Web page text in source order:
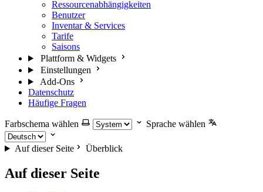
Ressourcenabhängigkeiten
Benutzer
Inventar & Services
Tarife
Saisons
Plattform & Widgets
Einstellungen
Add-Ons
Datenschutz
Häufige Fragen
Farbschema wählen Sprache wählen
Auf dieser Seite Überblick
Auf dieser Seite